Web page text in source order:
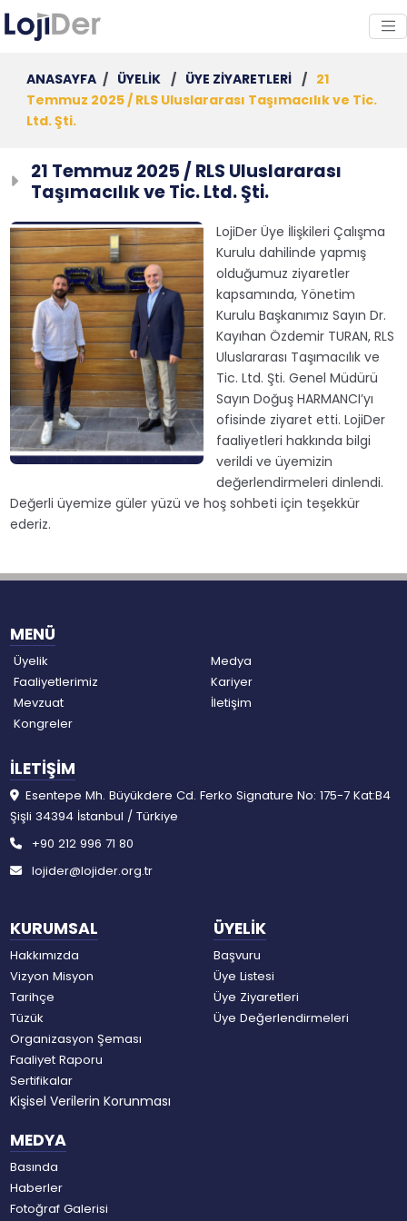
ANASAYFA / ÜYELİK / ÜYE ZİYARETLERİ / 21
Temmuz 2025 / RLS Uluslararası Taşımacılık ve Tic.
Ltd. Şti.
21 Temmuz 2025 / RLS Uluslararası
Taşımacılık ve Tic. Ltd. Şti.
LojiDer Üye İlişkileri Çalışma
Kurulu dahilinde yapmış
olduğumuz ziyaretler
kapsamında, Yönetim
Kurulu Başkanımız Sayın Dr.
Kayıhan Özdemir TURAN, RLS
Uluslararası Taşımacılık ve
Tic. Ltd. Şti. Genel Müdürü
Sayın Doğuş HARMANCI’yı
ofisinde ziyaret etti. LojiDer
faaliyetleri hakkında bilgi
verildi ve üyemizin
değerlendirmeleri dinlendi.
Değerli üyemize güler yüzü ve hoş sohbeti için teşekkür
ederiz.
MENÜ
Üyelik
Faaliyetlerimiz
Mevzuat
Kongreler
Medya
Kariyer
İletişim
KURUMSAL
Hakkımızda
Vizyon Misyon
Tarihçe
Tüzük
Organizasyon Şeması
Faaliyet Raporu
Sertifikalar
Kişisel Verilerin Korunması
ÜYELİK
Başvuru
Üye Listesi
Üye Ziyaretleri
Üye Değerlendirmeleri
MEDYA
Basında
Haberler
Fotoğraf Galerisi
İLETİŞİM
Esentepe Mh. Büyükdere Cd. Ferko Signature No: 175-7 Kat:B4
Şişli 34394 İstanbul / Türkiye
+90 212 996 71 80
lojider@lojider.org.tr